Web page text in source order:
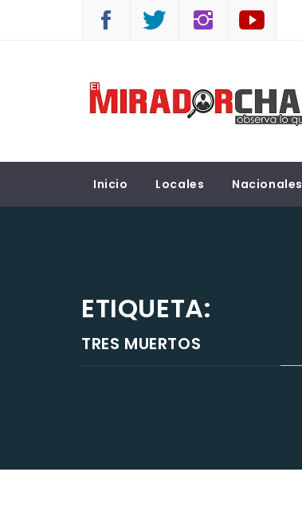
EL MIRADOR CHACO
Inicio Locales Nacionales
ETIQUETA:
TRES MUERTOS